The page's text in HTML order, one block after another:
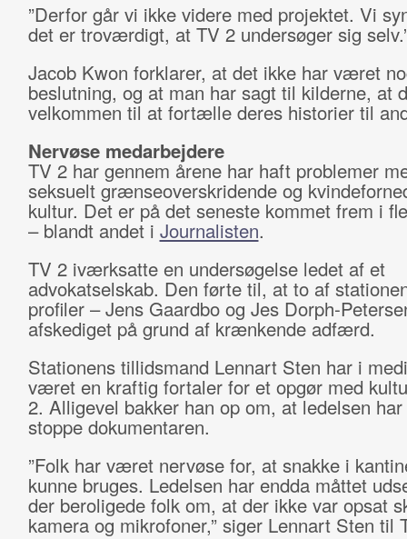
”Derfor går vi ikke videre med projektet. Vi
det er troværdigt, at TV 2 undersøger sig
Jacob Kwon forklarer, at det ikke har været
beslutning, og at man har sagt til kilderne, at
velkommen til at fortælle deres historier til
Nervøse medarbejdere
TV 2 har gennem årene har haft problemer
seksuelt grænseoverskridende og
kultur. Det er på det seneste kommet frem i
– blandt andet i Journalisten.
TV 2 iværksatte en undersøgelse ledet af et
advokatselskab. Den førte til, at to af
profiler – Jens Gaardbo og Jes Dorph-
afskediget på grund af krænkende adfærd.
Stationens tillidsmand Lennart Sten har i
været en kraftig fortaler for et opgør med
2. Alligevel bakker han op om, at ledelsen
stoppe dokumentaren.
”Folk har været nervøse for, at snakke i
kunne bruges. Ledelsen har endda måttet
der beroligede folk om, at der ikke var opsat
kamera og mikrofoner,” siger Lennart Sten til